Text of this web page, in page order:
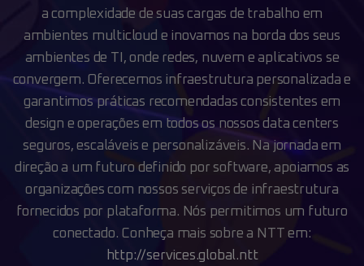
a complexidade de suas cargas de trabalho em
ambientes multicloud e inovamos na borda dos seus
ambientes de TI, onde redes, nuvem e aplicativos se
convergem. Oferecemos infraestrutura personalizada e
garantimos práticas recomendadas consistentes em
design e operações em todos os nossos data centers
seguros, escaláveis e personalizáveis. Na jornada em
direção a um futuro definido por software, apoiamos as
organizações com nossos serviços de infraestrutura
fornecidos por plataforma. Nós permitimos um futuro
conectado. Conheça mais sobre a NTT em:
http://services.global.ntt